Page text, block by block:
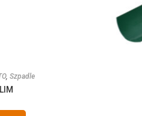
,Szpadle